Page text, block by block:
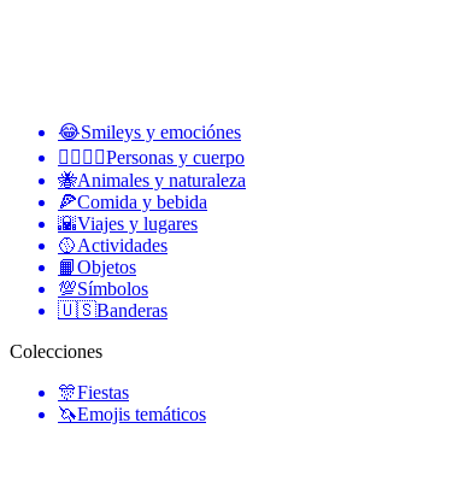
😂Smileys y emociónes
👩‍❤️‍💋‍👨Personas y cuerpo
🐝Animales y naturaleza
🍕Comida y bebida
🌇Viajes y lugares
🥎Actividades
📙Objetos
💯Símbolos
🇺🇸Banderas
Colecciones
🎊Fiestas
🦄Emojis temáticos